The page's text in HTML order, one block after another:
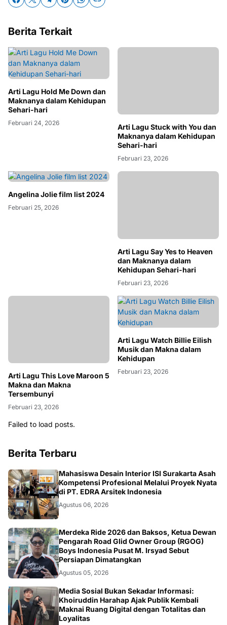
Berita Terkait
Arti Lagu Hold Me Down dan
Maknanya dalam Kehidupan
Sehari-hari
Februari 24, 2026
Arti Lagu Stuck with You dan
Maknanya dalam Kehidupan
Sehari-hari
Februari 23, 2026
Angelina Jolie film list 2024
Februari 25, 2026
Arti Lagu Say Yes to Heaven
dan Maknanya dalam
Kehidupan Sehari-hari
Februari 23, 2026
Arti Lagu This Love Maroon 5
Makna dan Makna
Tersembunyi
Februari 23, 2026
Arti Lagu Watch Billie Eilish
Musik dan Makna dalam
Kehidupan
Februari 23, 2026
Failed to load posts.
Berita Terbaru
NASIONAL
Mahasiswa Desain Interior ISI Surakarta Asah
Kompetensi Profesional Melalui Proyek Nyata
di PT. EDRA Arsitek Indonesia
Agustus 06, 2026
NASIONAL
Merdeka Ride 2026 dan Baksos, Ketua Dewan
Pengarah Road Glid Owner Group (RGOG)
Boys Indonesia Pusat M. Irsyad Sebut
Persiapan Dimatangkan
Agustus 05, 2026
OPINI
Media Sosial Bukan Sekadar Informasi:
Khoiruddin Harahap Ajak Publik Kembali
Maknai Ruang Digital dengan Totalitas dan
Loyalitas